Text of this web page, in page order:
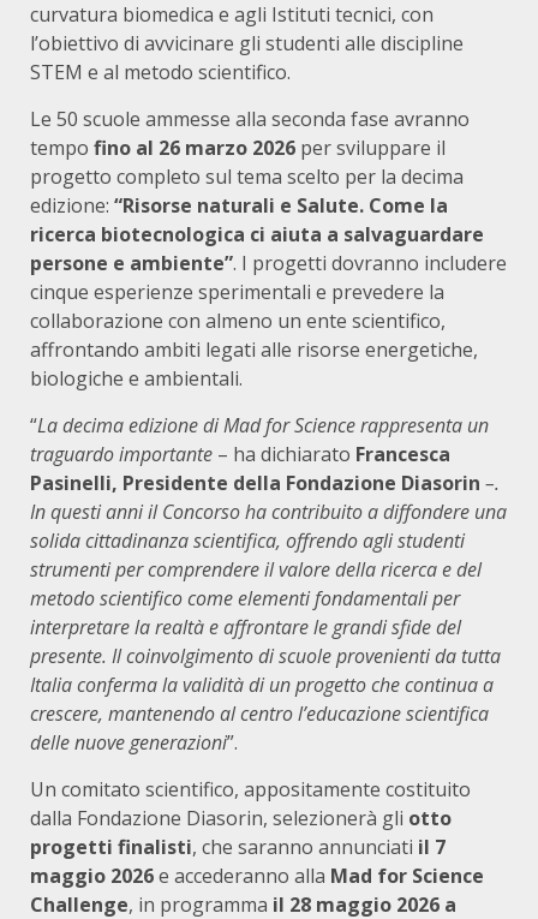
curvatura biomedica e agli Istituti tecnici, con
l’obiettivo di avvicinare gli studenti alle discipline
STEM e al metodo scientifico.
Le 50 scuole ammesse alla seconda fase avranno
tempo fino al 26 marzo 2026 per sviluppare il
progetto completo sul tema scelto per la decima
edizione: “Risorse naturali e Salute. Come la
ricerca biotecnologica ci aiuta a salvaguardare
persone e ambiente”. I progetti dovranno includere
cinque esperienze sperimentali e prevedere la
collaborazione con almeno un ente scientifico,
affrontando ambiti legati alle risorse energetiche,
biologiche e ambientali.
“La decima edizione di Mad for Science rappresenta un
traguardo importante – ha dichiarato Francesca
Pasinelli, Presidente della Fondazione Diasorin –.
In questi anni il Concorso ha contribuito a diffondere una
solida cittadinanza scientifica, offrendo agli studenti
strumenti per comprendere il valore della ricerca e del
metodo scientifico come elementi fondamentali per
interpretare la realtà e affrontare le grandi sfide del
presente. Il coinvolgimento di scuole provenienti da tutta
Italia conferma la validità di un progetto che continua a
crescere, mantenendo al centro l’educazione scientifica
delle nuove generazioni”.
Un comitato scientifico, appositamente costituito
dalla Fondazione Diasorin, selezionerà gli otto
progetti finalisti, che saranno annunciati il 7
maggio 2026e accederanno alla Mad for Science
Challenge, in programma il 28 maggio 2026 a